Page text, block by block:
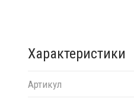
Характеристики
Артикул